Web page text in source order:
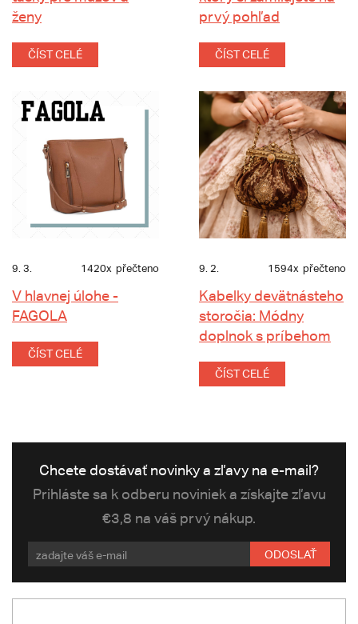
ženy
ČÍST CELÉ
prvý pohľad
ČÍST CELÉ
9. 3. 1420x přečteno
V hlavnej úlohe -
FAGOLA
ČÍST CELÉ
9. 2. 1594x přečteno
Kabelky devätnásteho
storočia: Módny
doplnok s príbehom
ČÍST CELÉ
Chcete dostávať novinky a zľavy na e-mail?
Prihláste sa k odberu noviniek a získajte zľavu
€3,8 na váš prvý nákup.
ODOSLAŤ